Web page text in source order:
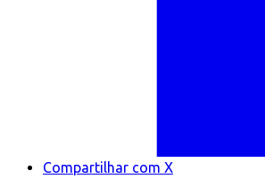
Compartilhar com X